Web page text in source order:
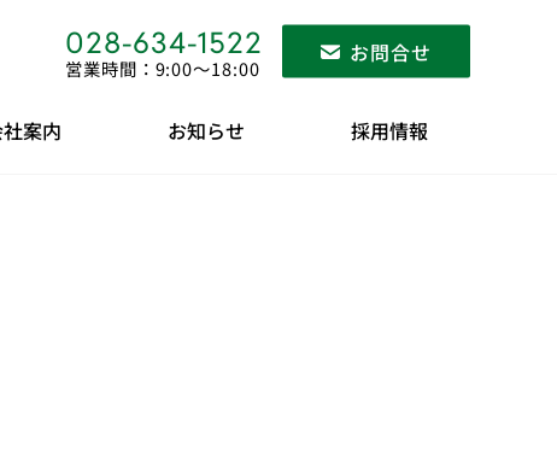
028-634-1522
営業時間：9:00〜18:00
お問合せ
案内 お知らせ 採用情報